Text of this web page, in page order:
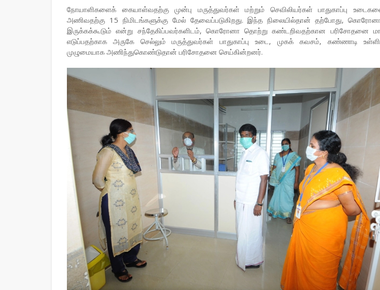
நோயாளிகளைக் கையாள்வதற்கு முன்பு மருத்துவர்கள் மற்றும் செவிலியர்கள் பாதுகாப்பு
அணிவதற்கு 15 நிமிடங்களுக்கு மேல் தேவைப்படுகிறது. இந்த நிலையில்தான் தற்போது,
இருக்கக்கூடும் என்று சந்தேகிப்பவர்களிடம், கொரோனா தொற்று கண்டறிவதற்கான பரிசோதனை
எடுப்பதற்காக அருகே செல்லும் மருத்துவர்கள் பாதுகாப்பு உடை, முகக் கவசம், கண்ணாடி
முழுமையாக அணிந்துகொண்டுதான் பரிசோதனை செய்கின்றனர்.